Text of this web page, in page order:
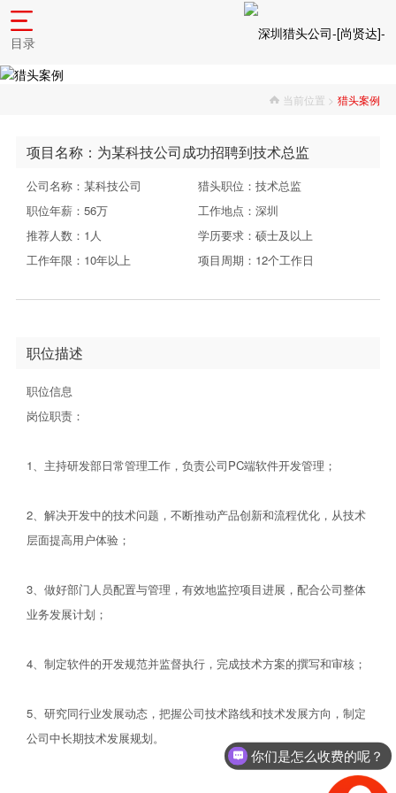
目录
当前位置 > 猎头案例
项目名称：为某科技公司成功招聘到技术总监
公司名称：某科技公司
猎头职位：技术总监
职位年薪：56万
工作地点：深圳
推荐人数：1人
学历要求：硕士及以上
工作年限：10年以上
项目周期：12个工作日
职位描述
职位信息
岗位职责：
1、主持研发部日常管理工作，负责公司PC端软件开发管理；
2、解决开发中的技术问题，不断推动产品创新和流程优化，从技术
层面提高用户体验；
3、做好部门人员配置与管理，有效地监控项目进展，配合公司整体
业务发展计划；
4、制定软件的开发规范并监督执行，完成技术方案的撰写和审核；
5、研究同行业发展动态，把握公司技术路线和技术发展方向，制定
公司中长期技术发展规划。
你们是怎么收费的呢？